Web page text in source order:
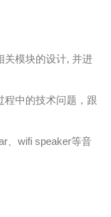
关模块的设计, 并进
程中的技术问题，跟
、wifi speaker等音